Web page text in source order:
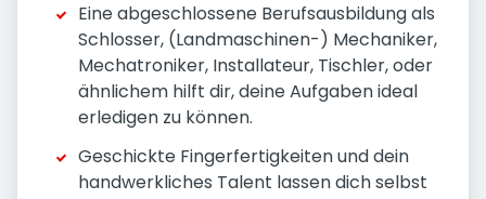
Eine abgeschlossene Berufsausbildung als
Schlosser, (Landmaschinen-) Mechaniker,
Mechatroniker, Installateur, Tischler, oder
ähnlichem hilft dir, deine Aufgaben ideal
erledigen zu können.
Geschickte Fingerfertigkeiten und dein
handwerkliches Talent lassen dich selbst